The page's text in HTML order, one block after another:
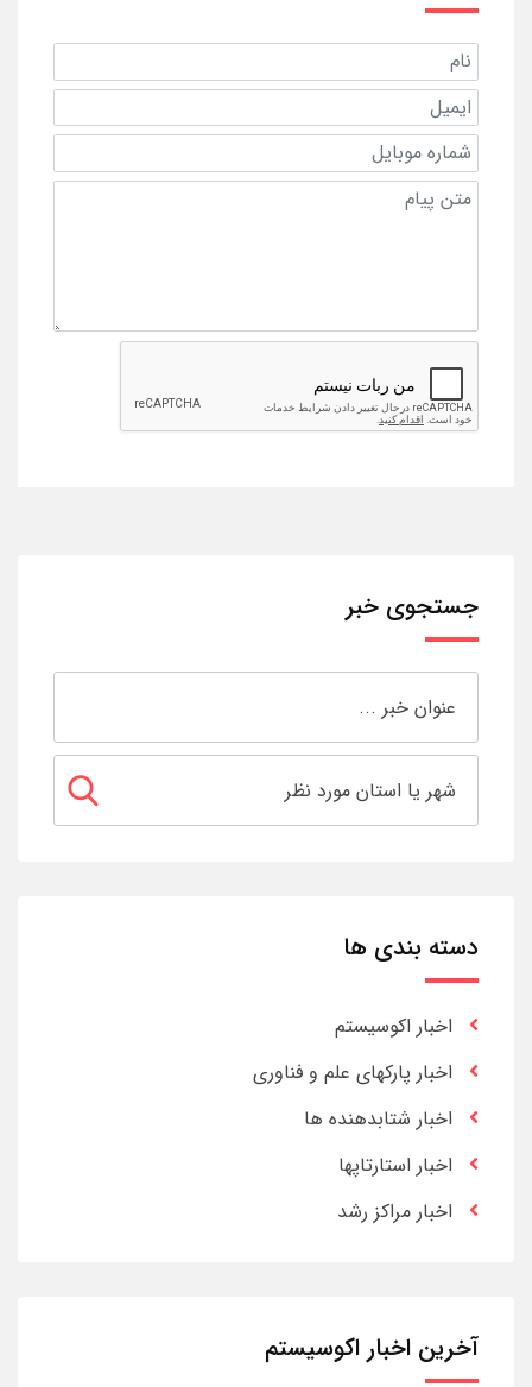
جستجوی خبر
دسته بندی ها
اخبار اکوسیستم
اخبار پارکهای علم و فناوری
اخبار شتابدهنده ها
اخبار استارتاپها
اخبار مراکز رشد
آخرین اخبار اکوسیستم